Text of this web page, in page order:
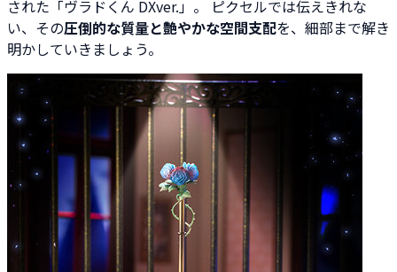
された「ヴラドくん DXver.」。 ピクセルでは伝えきれな
い、その圧倒的な質量と艶やかな空間支配を、細部まで解き
明かしていきましょう。